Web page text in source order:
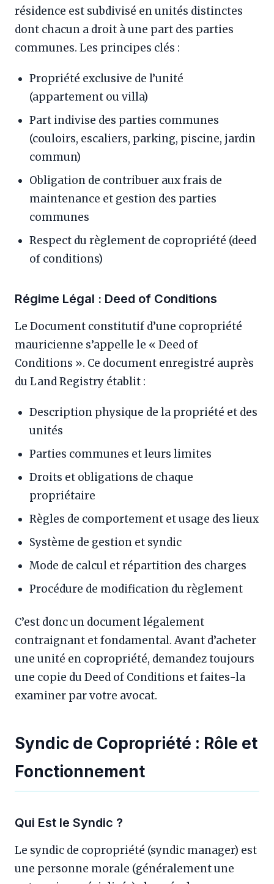
résidence est subdivisé en unités distinctes
dont chacun a droit à une part des parties
communes. Les principes clés :
Propriété exclusive de l’unité
(appartement ou villa)
Part indivise des parties communes
(couloirs, escaliers, parking, piscine, jardin
commun)
Obligation de contribuer aux frais de
maintenance et gestion des parties
communes
Respect du règlement de copropriété (deed
of conditions)
Régime Légal : Deed of Conditions
Le Document constitutif d’une copropriété
mauricienne s’appelle le « Deed of
Conditions ». Ce document enregistré auprès
du Land Registry établit :
Description physique de la propriété et des
unités
Parties communes et leurs limites
Droits et obligations de chaque
propriétaire
Règles de comportement et usage des lieux
Système de gestion et syndic
Mode de calcul et répartition des charges
Procédure de modification du règlement
C’est donc un document légalement
contraignant et fondamental. Avant d’acheter
une unité en copropriété, demandez toujours
une copie du Deed of Conditions et faites-la
examiner par votre avocat.
Syndic de Copropriété : Rôle et
Fonctionnement
Qui Est le Syndic ?
Le syndic de copropriété (syndic manager) est
une personne morale (généralement une